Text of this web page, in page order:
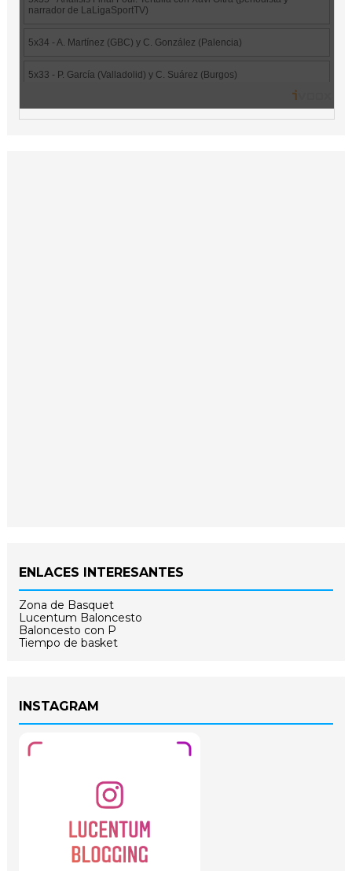
ENLACES INTERESANTES
Zona de Basquet
Lucentum Baloncesto
Baloncesto con P
Tiempo de basket
INSTAGRAM